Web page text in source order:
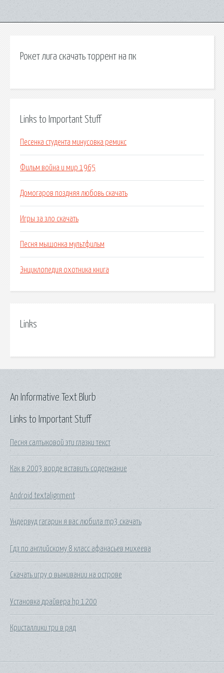
Рокет лига скачать торрент на пк
Links to Important Stuff
Песенка студента минусовка ремикс
Фильм война и мир 1965
Домогаров поздняя любовь скачать
Игры за зло скачать
Песня мышонка мультфильм
Энциклопедия охотника книга
Links
Links to Important Stuff
Песня салтыковой эти глазки текст
Как в 2003 ворде вставить содержание
Android textalignment
Ундервуд гагарин я вас любила mp3 скачать
Гдз по английскому 8 класс афанасьев михеева
Скачать игру о выживании на острове
Установка драйвера hp 1200
Кристаллики три в ряд
An Informative Text Blurb